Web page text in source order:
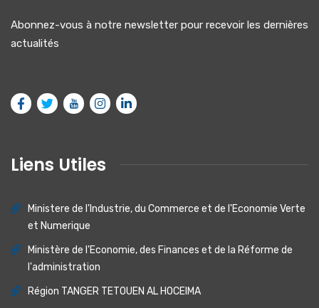
Abonnez-vous à notre newsletter pour recevoir les dernières
actualités
Liens Utiles
Ministere de I'lndustrie, du Commerce et de I'Economie Verte
et Numerique
Ministère de l'Economie, des Finances et de la Réforme de
l'administration
Région TANGER TETOUEN AL HOCEIMA